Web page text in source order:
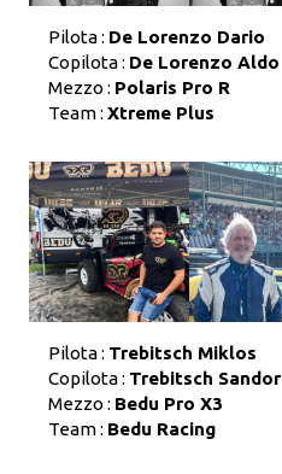
Pilota : De Lorenzo Dario
Copilota : De Lorenzo Aldo
Mezzo : Polaris Pro R
Team : Xtreme Plus
Pilota : Trebitsch Miklos
Copilota : Trebitsch Sandor
Mezzo : Bedu Pro X3
Team : Bedu Racing